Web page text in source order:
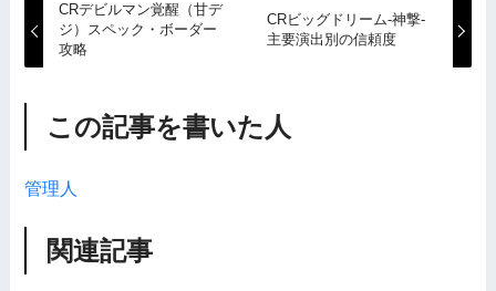
CRデビルマン覚醒（甘デ
ジ）スペック・ボーダー
攻略
CRビッグドリーム-神撃-
主要演出別の信頼度
この記事を書いた人
管理人
関連記事